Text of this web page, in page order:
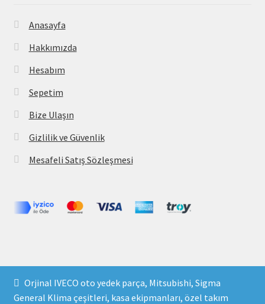
Orjinal IVECO oto yedek parça, Mitsubishi, Sigma
General Klima çeşitleri, kasa ekipmanları, özel takım
Anasayfa
Hakkımızda
Hesabım
Sepetim
Bize Ulaşın
Gizlilik ve Güvenlik
Mesafeli Satış Sözleşmesi
Copyright 2021 © parcavs.com Tüm hakları saklıdır. Kredi
kartı bilgileriniz 256bit SSL sertifikası ile korunmaktadır.